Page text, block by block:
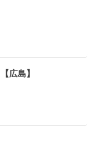
広島】